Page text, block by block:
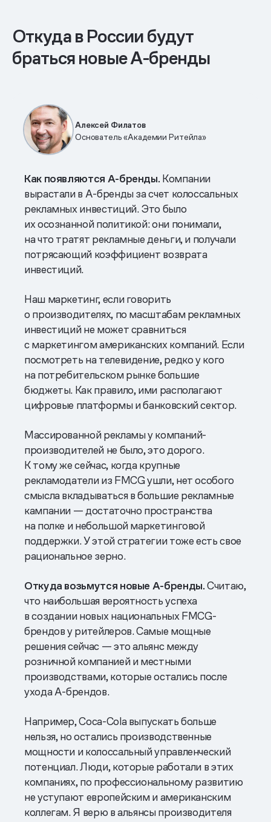
Откуда в России будут
браться новые А-бренды
Алексей Филатов
Основатель «Академии Ритейла»
Как появляются А-бренды. Компании
вырастали в А-бренды за счет колоссальных
рекламных инвестиций. Это было
их осознанной политикой: они понимали,
на что тратят рекламные деньги, и получали
потрясающий коэффициент возврата
инвестиций.
Наш маркетинг, если говорить
о производителях, по масштабам рекламных
инвестиций не может сравниться
с маркетингом американских компаний. Если
посмотреть на телевидение, редко у кого
на потребительском рынке большие
бюджеты. Как правило, ими располагают
цифровые платформы и банковский сектор.
Массированной рекламы у компаний-
производителей не было, это дорого.
К тому же сейчас, когда крупные
рекламодатели из FMCG ушли, нет особого
смысла вкладываться в большие рекламные
кампании — достаточно пространства
на полке и небольшой маркетинговой
поддержки. У этой стратегии тоже есть свое
рациональное зерно.
Откуда возьмутся новые А-бренды.Считаю,
что наибольшая вероятность успеха
в создании новых национальных FMCG-
брендов у ритейлеров. Самые мощные
решения сейчас — это альянс между
розничной компанией и местными
производствами, которые остались после
ухода А-брендов.
Например, Coca-Cola выпускать больше
нельзя, но остались производственные
мощности и колоссальный управленческий
потенциал. Люди, которые работали в этих
компаниях, по профессиональному развитию
не уступают европейским и американским
коллегам. Я верю в альянсы производителя